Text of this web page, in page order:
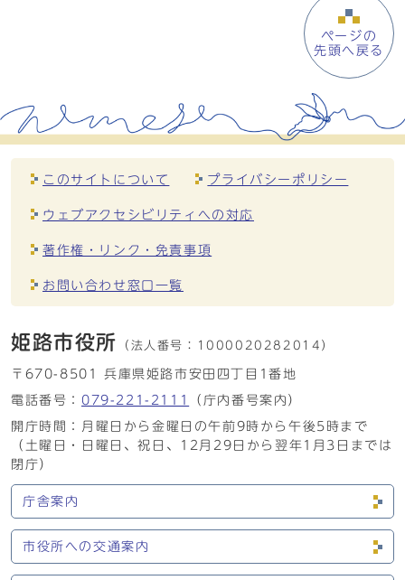
ページの
先頭へ戻る
このサイトについて プライバシーポリシー
ウェブアクセシビリティへの対応
著作権・リンク・免責事項
お問い合わせ窓口一覧
姫路市役所 （法人番号： 1000020282014）
〒670-8501 兵庫県姫路市安田四丁目1番地
電話番号： 079-221-2111
（庁内番号案内）
開庁時間：月曜日から金曜日の午前9時から午後5時まで
（土曜日・日曜日、祝日、12月29日から翌年1月3日までは
閉庁）
庁舎案内
市役所への交通案内